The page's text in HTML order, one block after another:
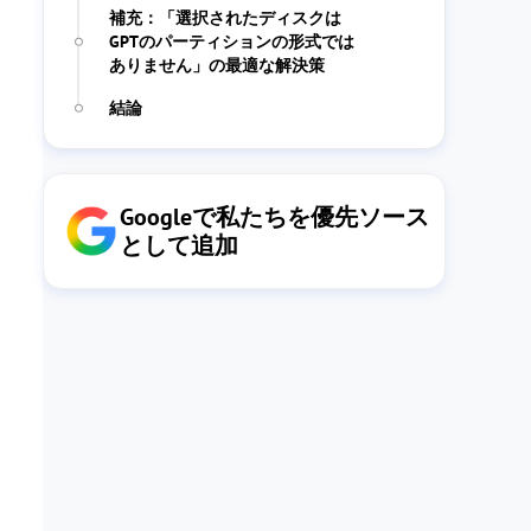
補充：「選択されたディスクは
GPTのパーティションの形式では
ありません」の最適な解決策
結論
Googleで私たちを優先ソース
として追加